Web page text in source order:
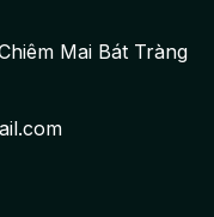
Mai Bát Tràng